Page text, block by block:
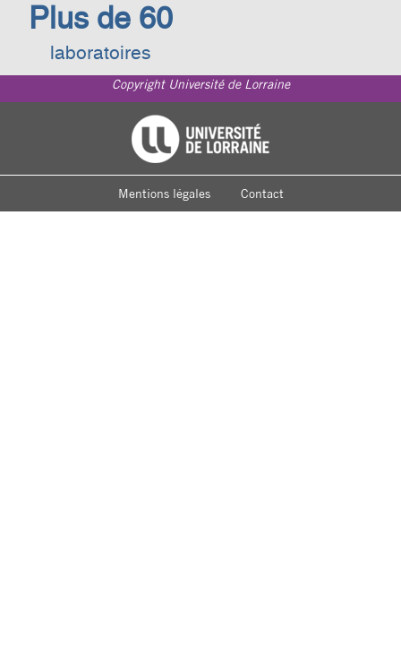
Plus de 60
laboratoires
Copyright Université de Lorraine
Université de Lorraine
Mentions légales Contact